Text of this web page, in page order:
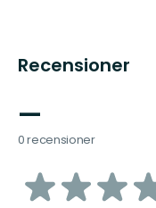
Recensioner
—
0 recensioner
av